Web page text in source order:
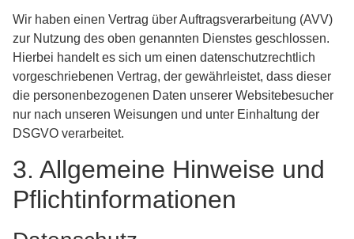
Wir haben einen Vertrag über Auftragsverarbeitung (AVV)
zur Nutzung des oben genannten Dienstes geschlossen.
Hierbei handelt es sich um einen datenschutzrechtlich
vorgeschriebenen Vertrag, der gewährleistet, dass dieser
die personenbezogenen Daten unserer Websitebesucher
nur nach unseren Weisungen und unter Einhaltung der
DSGVO verarbeitet.
3. Allgemeine Hinweise und
Pflicht­informationen